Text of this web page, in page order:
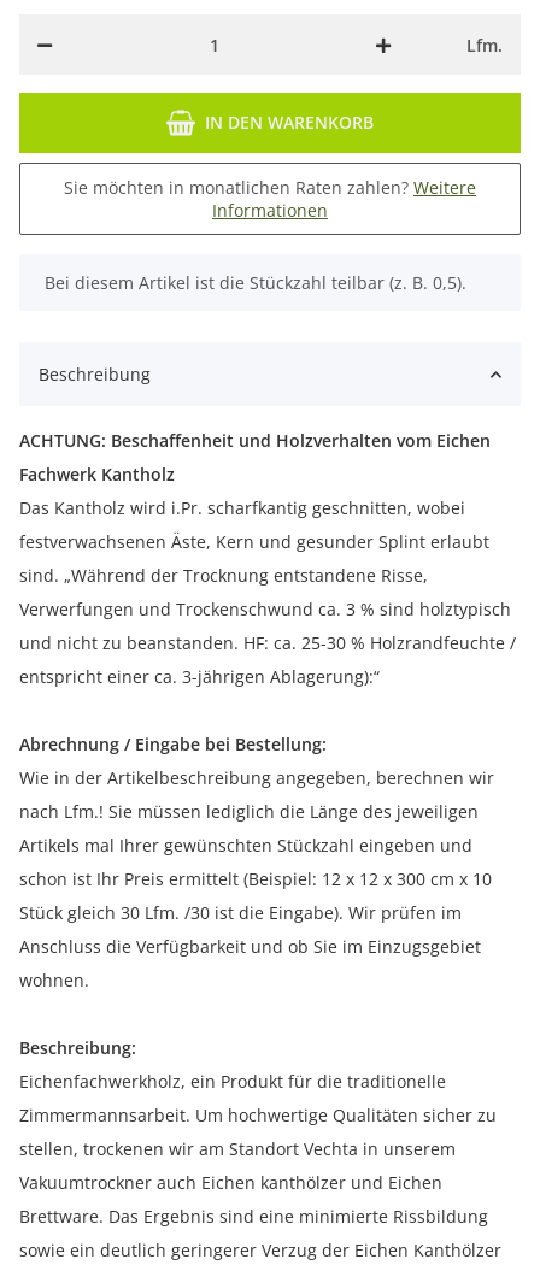
Lfm.
IN DEN WARENKORB
Sie möchten in monatlichen Raten zahlen? Weitere
Informationen
x
Bei diesem Artikel ist die Stückzahl teilbar (z. B. 0,5).
Beschreibung
ACHTUNG: Beschaffenheit und Holzverhalten vom Eichen
Fachwerk Kantholz
Das Kantholz wird i.Pr. scharfkantig geschnitten, wobei
festverwachsenen Äste, Kern und gesunder Splint erlaubt
sind. „Während der Trocknung entstandene Risse,
Verwerfungen und Trockenschwund ca. 3 % sind holztypisch
und nicht zu beanstanden. HF: ca. 25-30 % Holzrandfeuchte /
entspricht einer ca. 3-jährigen Ablagerung):“
Abrechnung / Eingabe bei Bestellung:
Wie in der Artikelbeschreibung angegeben, berechnen wir
nach Lfm.! Sie müssen lediglich die Länge des jeweiligen
Artikels mal Ihrer gewünschten Stückzahl eingeben und
schon ist Ihr Preis ermittelt (Beispiel: 12 x 12 x 300 cm x 10
Stück gleich 30 Lfm. /30 ist die Eingabe). Wir prüfen im
Anschluss die Verfügbarkeit und ob Sie im Einzugsgebiet
wohnen.
Beschreibung:
Eichenfachwerkholz, ein Produkt für die traditionelle
Zimmermannsarbeit. Um hochwertige Qualitäten sicher zu
stellen, trockenen wir am Standort Vechta in unserem
Vakuumtrockner auch Eichen kanthölzer und Eichen
Brettware. Das Ergebnis sind eine minimierte Rissbildung
sowie ein deutlich geringerer Verzug der Eichen Kanthölzer